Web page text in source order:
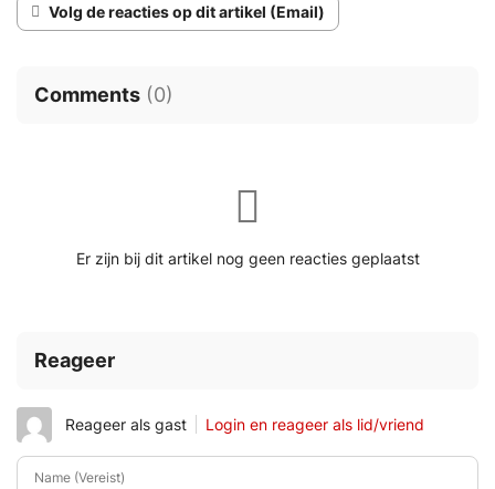
Volg de reacties op dit artikel (Email)
Comments (0)
Er zijn bij dit artikel nog geen reacties geplaatst
Reageer
Reageer als gast Login en reageer als lid/vriend
Name (Vereist)